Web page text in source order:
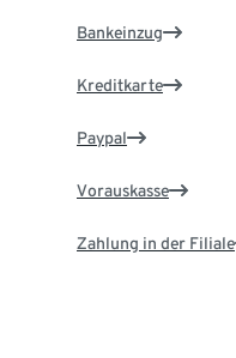
Bankeinzug
Kreditkarte
Paypal
Vorauskasse
Zahlung in der Filiale